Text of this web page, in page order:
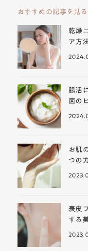
おすすめの記事を見る
乾燥
ア方
腸活
菌の
お肌
つの
表皮
する